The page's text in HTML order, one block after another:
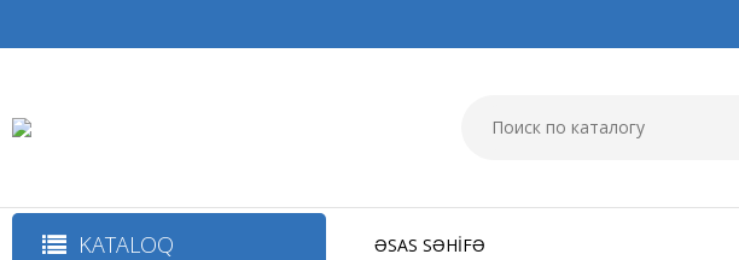
KATALOQ ƏSAS SƏHIFƏ